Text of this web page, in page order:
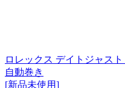
ロレックス デイトジャス
自動巻き
[新品未使用]